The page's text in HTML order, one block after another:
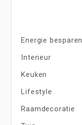
Energie besparen
Interieur
Keuken
Lifestyle
Raamdecoratie